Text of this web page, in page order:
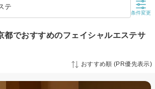
テ
条件変更
都でおすすめのフェイシャルエステサ
おすすめ順 (PR優先表示)